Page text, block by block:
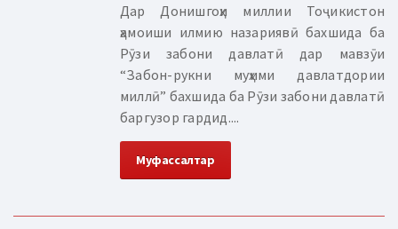
Дар Донишгоҳи миллии Тоҷикистон
ҳамоиши илмию назариявӣ бахшида ба
Рӯзи забони давлатӣ дар мавзӯи
“Забон-рукни муҳими давлатдории
миллӣ” бахшида ба Рӯзи забони давлатӣ
баргузор гардид....
Муфассалтар